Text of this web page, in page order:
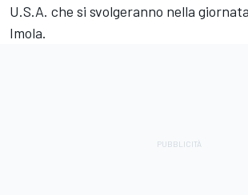
U.S.A. che si svolgeranno nella
Imola.